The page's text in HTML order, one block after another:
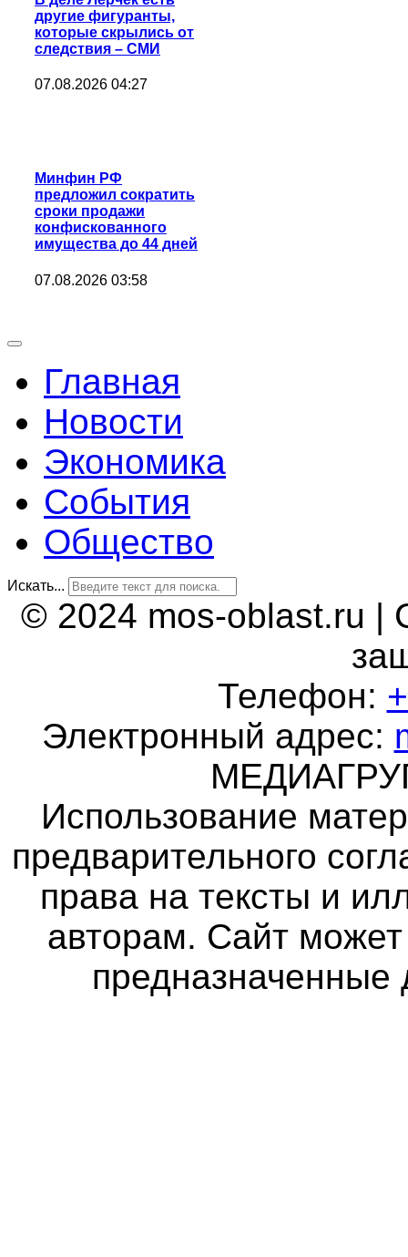
другие фигуранты,
которые скрылись от
следствия – СМИ
07.08.2026 04:27
Минфин РФ
предложил сократить
сроки продажи
конфискованного
имущества до 44 дней
07.08.2026 03:58
Главная
Новости
Экономика
События
Общество
Искать...
© 2024 mos-oblast.ru |
Телефон:
Электронный адрес:
Использование
предварительного
права на тексты и
авторам. Сайт